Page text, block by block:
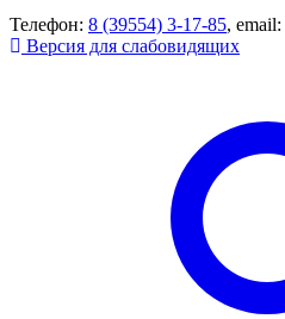
Телефон: 8 (39554) 3-17-85, email:
Версия для слабовидящих